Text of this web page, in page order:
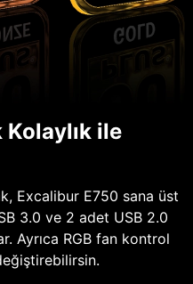
Kolaylık ile
Excalibur E750 sana üst
3.0 ve 2 adet USB 2.0
Ayrıca RGB fan kontrol